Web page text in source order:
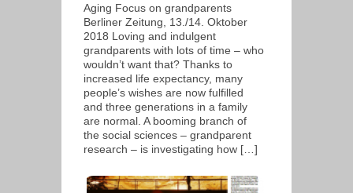
Aging Focus on grandparents
Berliner Zeitung, 13./14. Oktober
2018 Loving and indulgent
grandparents with lots of time – who
wouldn’t want that? Thanks to
increased life expectancy, many
people’s wishes are now fulfilled
and three generations in a family
are normal. A booming branch of
the social sciences – grandparent
research – is investigating how […]